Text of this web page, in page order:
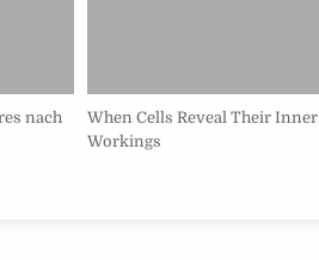
nach
When Cells Reveal Their Inner
Workings